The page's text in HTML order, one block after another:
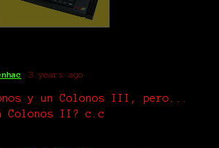
3 years ago
y un Colonos III, pero...
Colonos II? c.c